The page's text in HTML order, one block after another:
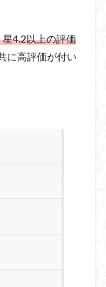
4.2以上の評価
に高評価が付い